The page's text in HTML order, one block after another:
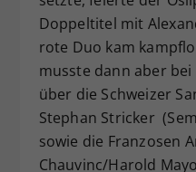
Doppeltitel mit
rote Duo kam
musste dann aber bei
über die Schweizer
Stephan Stricker
sowie die Franzosen
Chauvinc/Harold